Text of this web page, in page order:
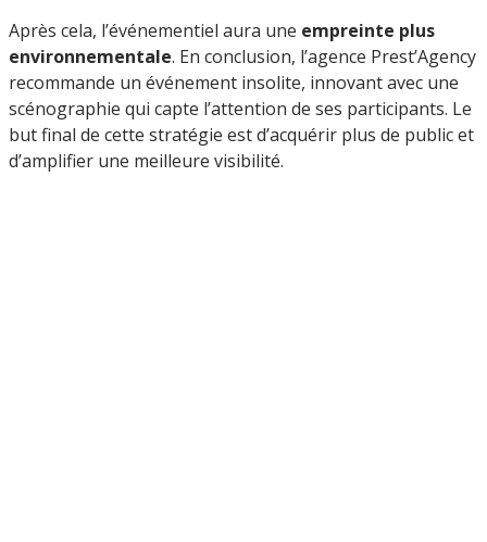
Après cela, l’événementiel aura une empreinte plus
environnementale. En conclusion, l’agence Prest’Agency
recommande un événement insolite, innovant avec une
scénographie qui capte l’attention de ses participants. Le
but final de cette stratégie est d’acquérir plus de public et
d’amplifier une meilleure visibilité.